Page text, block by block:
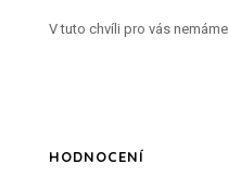
V tuto chvíli pro vás
HODNOCENÍ